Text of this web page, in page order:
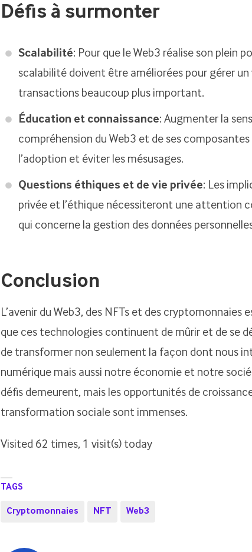
Défis à surmonter
Scalabilité: Pour que le Web3 réalise son plein
scalabilité doivent être améliorées pour gérer
transactions beaucoup plus important.
Éducation et connaissance: Augmenter la
compréhension du Web3 et de ses
l’adoption et éviter les mésusages.
Questions éthiques et de vie privée: Les
privée et l’éthique nécessiteront une attention
qui concerne la gestion des données
Conclusion
L’avenir du Web3, des NFTs et des cryptomonnaies
que ces technologies continuent de mûrir et de se
de transformer non seulement la façon dont nous
numérique mais aussi notre économie et notre
défis demeurent, mais les opportunités de
transformation sociale sont immenses.
Visited 62 times, 1 visit(s) today
TAGS
Cryptomonnaies NFT Web3